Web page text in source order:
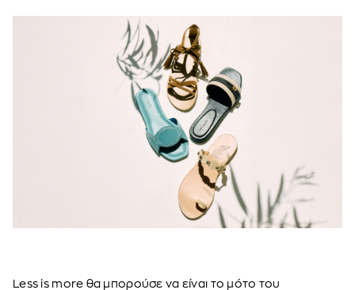
Less is more θα μπορούσε να είναι το μότο του